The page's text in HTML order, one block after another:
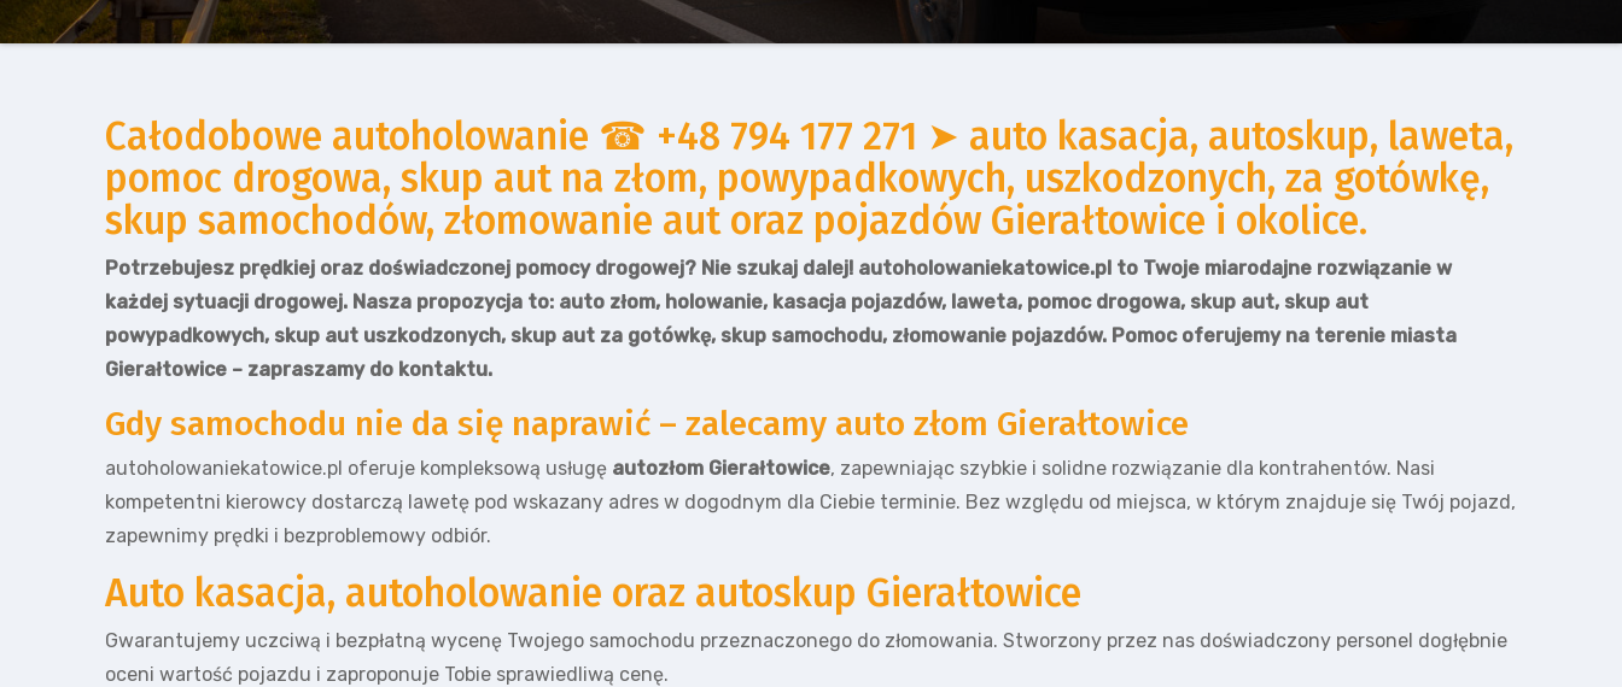
Całodobowe autoholowanie ☎ +48 794 177 271 ➤ auto kasacja, autoskup, laweta,
pomoc drogowa, skup aut na złom, powypadkowych, uszkodzonych, za gotówkę,
skup samochodów, złomowanie aut oraz pojazdów Gierałtowice i okolice.
Potrzebujesz prędkiej oraz doświadczonej pomocy drogowej? Nie szukaj dalej! autoholowaniekatowice.pl to Twoje miarodajne rozwiązanie w
każdej sytuacji drogowej. Nasza propozycja to: auto złom, holowanie, kasacja pojazdów, laweta, pomoc drogowa, skup aut, skup aut
powypadkowych, skup aut uszkodzonych, skup aut za gotówkę, skup samochodu, złomowanie pojazdów. Pomoc oferujemy na terenie miasta
Gierałtowice – zapraszamy do kontaktu.
Gdy samochodu nie da się naprawić – zalecamy auto złom Gierałtowice
autoholowaniekatowice.pl oferuje kompleksową usługę autozłom Gierałtowice, zapewniając szybkie i solidne rozwiązanie dla kontrahentów. Nasi
kompetentni kierowcy dostarczą lawetę pod wskazany adres w dogodnym dla Ciebie terminie. Bez względu od miejsca, w którym znajduje się Twój pojazd,
zapewnimy prędki i bezproblemowy odbiór.
Auto kasacja, autoholowanie oraz autoskup Gierałtowice
Gwarantujemy uczciwą i bezpłatną wycenę Twojego samochodu przeznaczonego do złomowania. Stworzony przez nas doświadczony personel dogłębnie
oceni wartość pojazdu i zaproponuje Tobie sprawiedliwą cenę.